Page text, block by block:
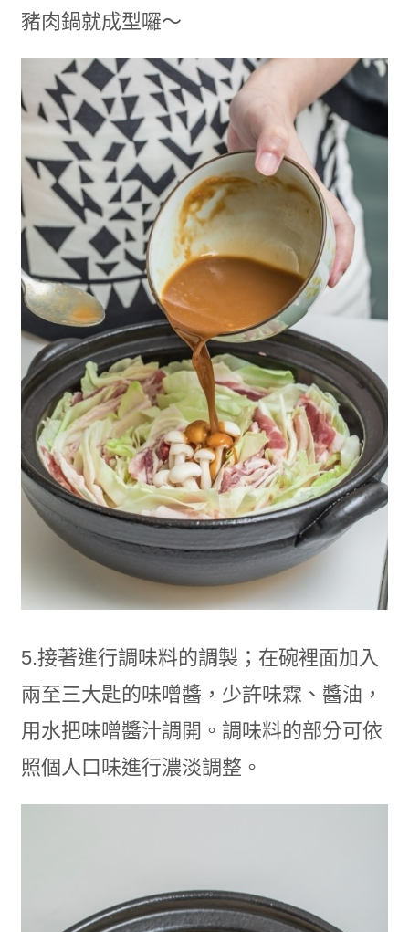
豬肉鍋就成型囉～
5.接著進行調味料的調製；在碗裡面加入
兩至三大匙的味噌醬，少許味霖、醬油，
用水把味噌醬汁調開。調味料的部分可依
照個人口味進行濃淡調整。